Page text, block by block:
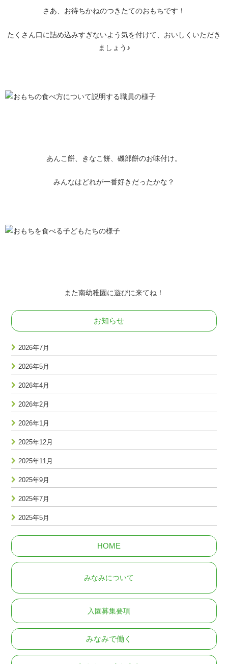
さあ、お待ちかねのつきたてのおもちです！
たくさん口に詰め込みすぎないよう気を付けて、おいしくいただき
ましょう♪
あんこ餅、きなこ餅、磯部餅のお味付け。
みんなはどれが一番好きだったかな？
また南幼稚園に遊びに来てね！
お知らせ
2026年7月
2026年5月
2026年4月
2026年2月
2026年1月
2025年12月
2025年11月
2025年9月
2025年7月
2025年5月
HOME
みなみについて
入園募集要項
みなみで働く